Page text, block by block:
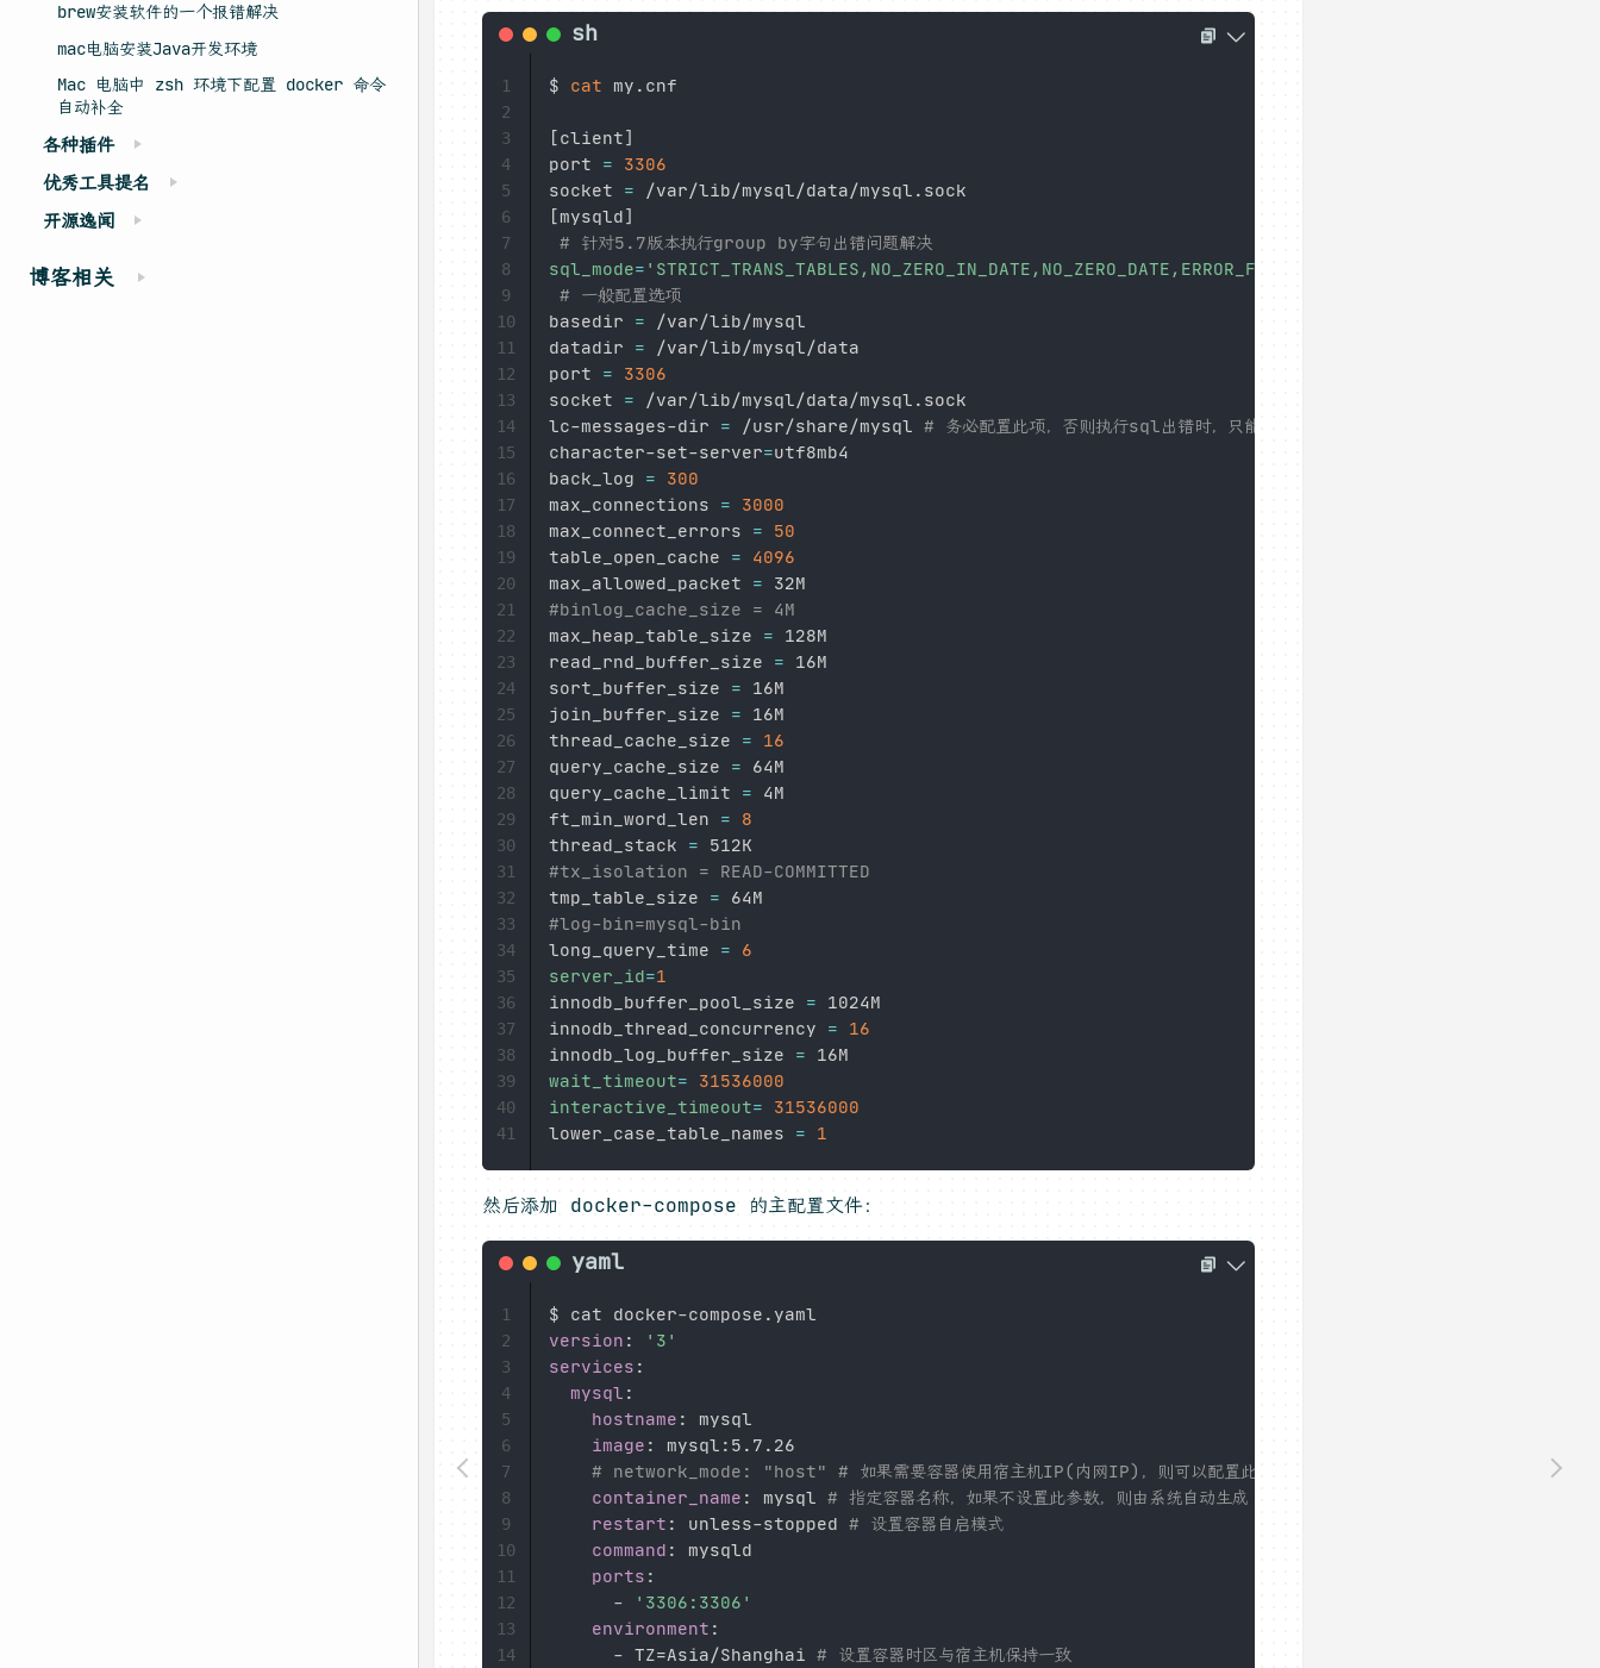
brew安装软件的一个报错解决
mac电脑安装Java开发环境
Mac 电脑中 zsh 环境下配置 docker 命令
自动补全
各种插件
优秀工具提名
开源逸闻
博客相关
$ cat my.cnf
[client]
port =
3306
socket =
[mysqld]
# 针对5.7版本执行group by字句出错问题解决
sql_mode=
# 一般配置选项
basedir = /var/lib/mysql
datadir = /var/lib/mysql/data
port =
3306
socket = /var/lib/mysql/data/mysql.sock
lc-messages-dir = /usr/share/mysql # 务必配置此项，否则执行sql出错时，只能显示错误代码而不显示具体错误消息
character-set-server=utf8mb4
back_log =
300
max_connections =
3000
max_connect_errors =
50
table_open_cache =
4096
max_allowed_packet =
#binlog_cache_size = 4M
max_heap_table_size = 128M
read_rnd_buffer_size = 16M
sort_buffer_size = 16M
join_buffer_size = 16M
thread_cache_size =
16
query_cache_size = 64M
query_cache_limit = 4M
ft_min_word_len =
8
thread_stack =
#tx_isolation = READ-COMMITTED
tmp_table_size =
#log-bin=mysql-bin
long_query_time =
6
server_id=1
innodb_buffer_pool_size = 1024M
innodb_thread_concurrency =
16
innodb_log_buffer_size =
wait_timeout=
31536000
interactive_timeout=
31536000
lower_case_table_names = 1
1
2
3
4
5
6
7
8
9
10
11
12
13
14
15
16
17
18
19
20
21
22
23
24
25
26
27
28
29
30
31
32
33
34
35
36
37
38
39
40
41
然后添加 docker-compose 的主配置文件：
$ cat docker-
version :
'3'
services :
mysql :
hostname :
mysql
image : mysql : 5.7.26
# network_mode: "host" # 如果需要容器使用宿主机IP(内网IP)，则可以配置此项
container_name : mysql # 指定容器名称，如果不设置此参数，则由系统自动生成
restart : unless-stopped # 设置容器自启模式
command :
mysqld
ports :
-
'3306:3306'
environment :
- TZ=Asia/Shanghai # 设置容器时区与宿主机保持一致
1
2
3
4
5
6
7
8
9
10
11
12
13
14